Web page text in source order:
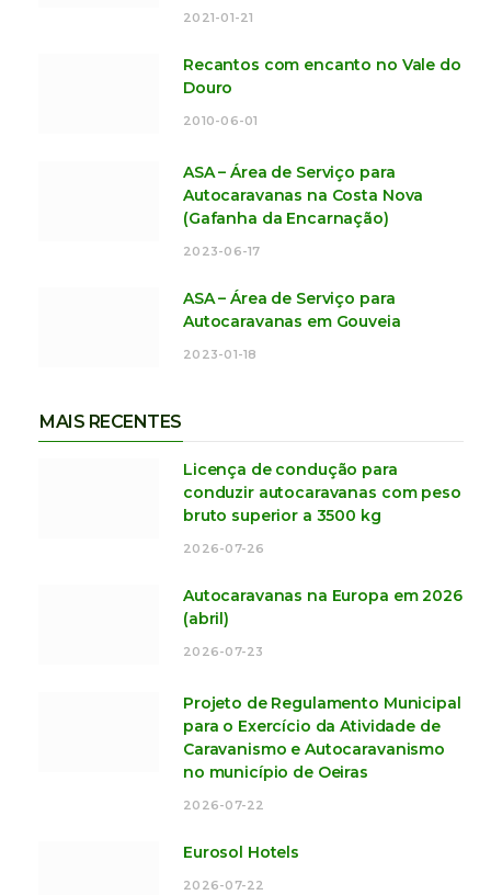
2021-01-21
Recantos com encanto no Vale do
Douro
2010-06-01
ASA – Área de Serviço para
Autocaravanas na Costa Nova
(Gafanha da Encarnação)
2023-06-17
ASA – Área de Serviço para
Autocaravanas em Gouveia
2023-01-18
MAIS RECENTES
Licença de condução para
conduzir autocaravanas com peso
bruto superior a 3500 kg
2026-07-26
Autocaravanas na Europa em 2026
(abril)
2026-07-23
Projeto de Regulamento Municipal
para o Exercício da Atividade de
Caravanismo e Autocaravanismo
no município de Oeiras
2026-07-22
Eurosol Hotels
2026-07-22